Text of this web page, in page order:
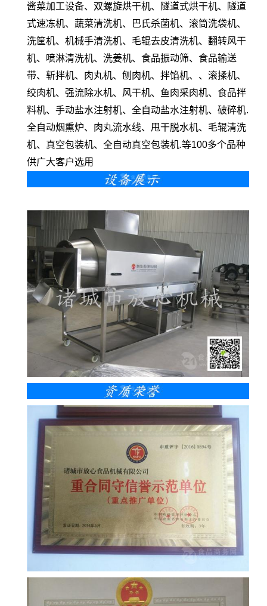
酱菜加工设备、双螺旋烘干机、隧道式烘干机、隧道
式速冻机、蔬菜清洗机、巴氏杀菌机、滚筒洗袋机、
洗筐机、机械手清洗机、毛辊去皮清洗机、翻转风干
机、喷淋清洗机、洗姜机、食品振动筛、食品输送
带、斩拌机、肉丸机、刨肉机、拌馅机、、滚揉机、
绞肉机、强流除水机、风干机、鱼肉采肉机、食品拌
料机、手动盐水注射机、全自动盐水注射机、破碎机.
全自动烟熏炉、肉丸流水线、甩干脱水机、毛辊清洗
机、真空包装机、全自动真空包装机.等100多个品种
供广大客户选用